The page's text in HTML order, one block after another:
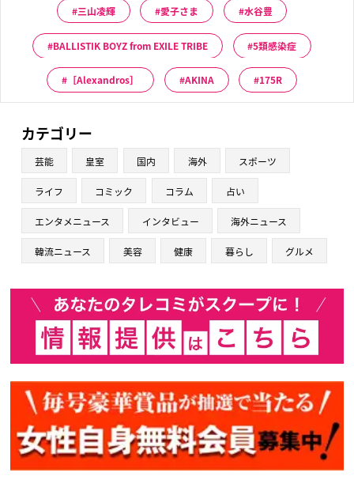
三山凌輝 愛子さま 水谷豊
BALLISTIK BOYZ from EXILE TRIBE 5類感染症
［Alexandros］ AKINA 175R
カテゴリー
芸能 皇室 国内 海外 スポーツ
ライフ コミック コラム 占い
エンタメニュース インタビュー 海外ニュース
韓流ニュース 美容 健康 暮らし グルメ